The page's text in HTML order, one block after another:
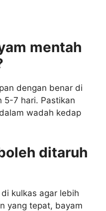
mentah
dengan benar di
5-7 hari. Pastikan
wadah kedap
ditaruh
kulkas agar lebih
yang tepat, bayam